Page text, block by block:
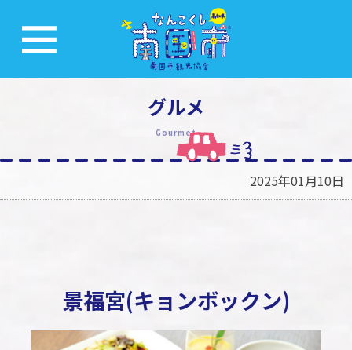
グルメ
Gourmet
2025年01月10日
景福宮(キョンボックン)